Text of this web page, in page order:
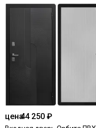
цена44 250 ₽